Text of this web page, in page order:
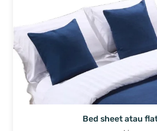
Bed sheet atau